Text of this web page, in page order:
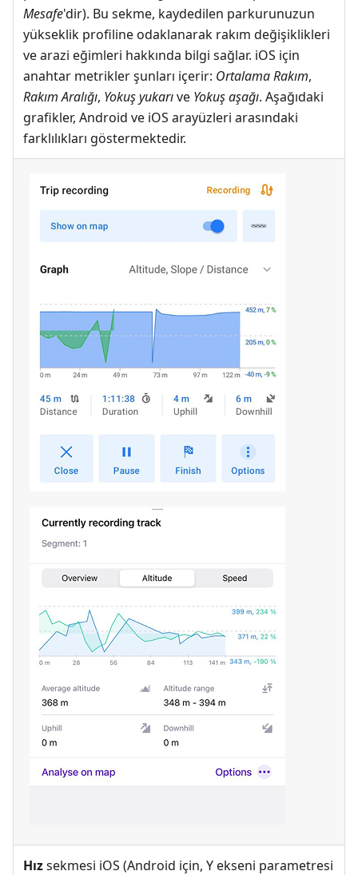
Mesafe'dir). Bu sekme, kaydedilen parkurunuzun
yükseklik profiline odaklanarak rakım değişiklikleri
ve arazi eğimleri hakkında bilgi sağlar. iOS için
anahtar metrikler şunları içerir: Ortalama Rakım,
Rakım Aralığı, Yokuş yukarıve Yokuş aşağı. Aşağıdaki
grafikler, Android ve iOS arayüzleri arasındaki
farklılıkları göstermektedir.
Hızsekmesi iOS (Android için, Y ekseni parametresi